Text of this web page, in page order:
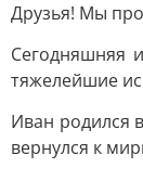
Друзья! Мы
Сегодняшняя
тяжелейшие
Иван родился
вернулся к